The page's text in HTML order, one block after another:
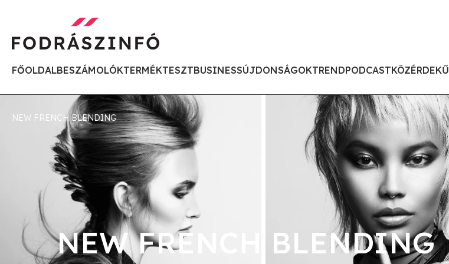
FŐOLDALBESZÁMOLÓKTERMÉKTESZTBUSINESSÚJDONSÁGOKTRENDPODCASTKÖZÉRDEKŰ
NEW FRENCH BLENDING
NEW FRENCH BLENDING